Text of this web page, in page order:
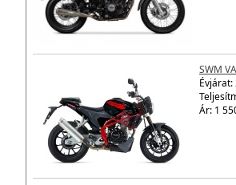
SWM
Évjárat:
Ár: 1